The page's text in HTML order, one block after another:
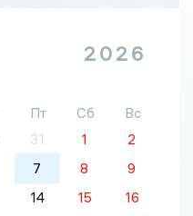
2026
Пт Сб
Вс
31 1
2
7 8
9
14 15
16